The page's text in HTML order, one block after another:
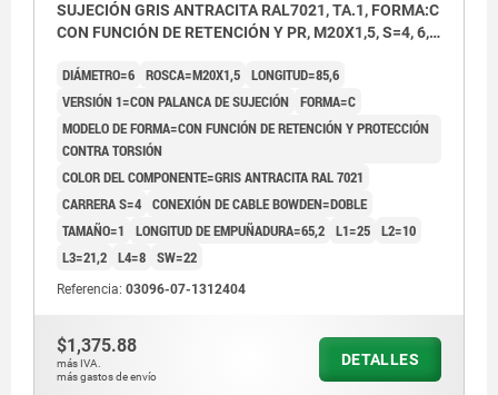
SUJECIÓN GRIS ANTRACITA RAL7021, TA.1, FORMA:C
CON FUNCIÓN DE RETENCIÓN Y PR, M20X1,5, S=4, 6,
COMP:TERMOPLÁSTICO
DIÁMETRO=6 ROSCA=M20X1,5 LONGITUD=85,6
VERSIÓN 1=CON PALANCA DE SUJECIÓN FORMA=C
MODELO DE FORMA=CON FUNCIÓN DE RETENCIÓN Y PROTECCIÓN
CONTRA TORSIÓN
COLOR DEL COMPONENTE=GRIS ANTRACITA RAL 7021
CARRERA S=4 CONEXIÓN DE CABLE BOWDEN=DOBLE
TAMAÑO=1
LONGITUD DE EMPUÑADURA=65,2 L1=25 L2=10
L3=21,2 L4=8 SW=22
Referencia: 03096-07-1312404
$1,375.88
más IVA.
más gastos de envío
DETALLES